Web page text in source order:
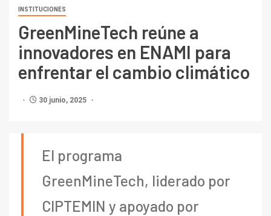
INSTITUCIONES
GreenMineTech reúne a
innovadores en ENAMI para
enfrentar el cambio climático
30 junio, 2025
El programa
GreenMineTech, liderado por
CIPTEMIN y apoyado por